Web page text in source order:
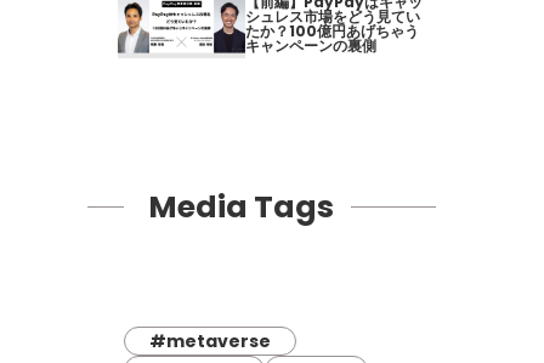
シュレス市場をどう見てい
たか？100億円あげちゃう
キャンペーンの裏側
Media Tags
#metaverse